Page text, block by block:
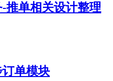
推单相关设计整理
单模块